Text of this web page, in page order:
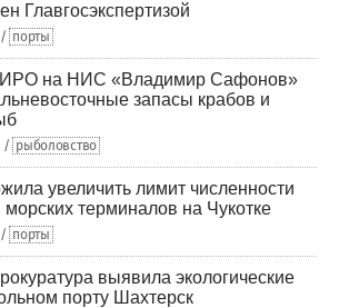
Главгосэкспертизой
/ порты
на НИС «Владимир Сафонов»
запасы крабов и
/ рыболовство
увеличить лимит численности
терминалов на Чукотке
/ порты
выявила экологические
порту Шахтерск